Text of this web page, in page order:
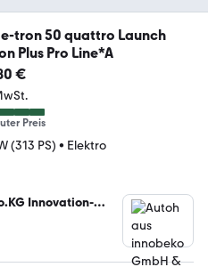
tron 50 quattro Launch
Plus Pro Line*A
€
Preis
(313 PS) • Elektro
Innovation-